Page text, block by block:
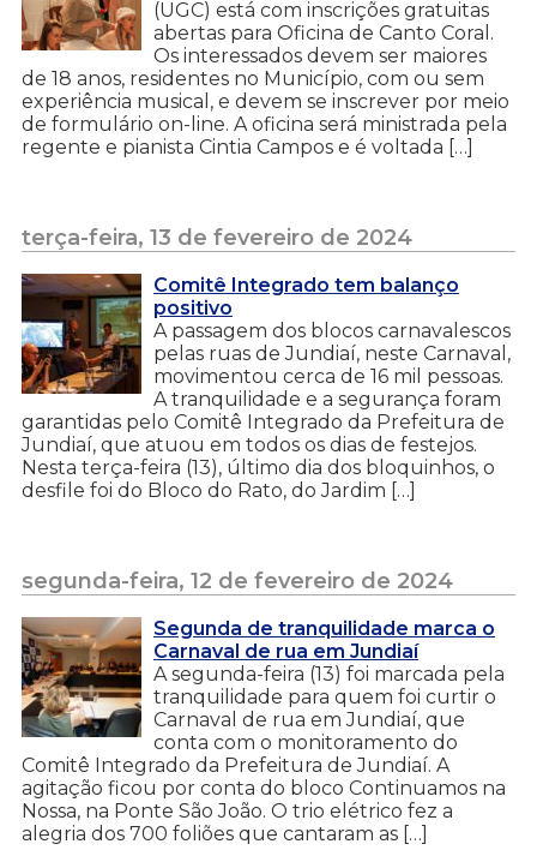
(UGC) está com inscrições gratuitas
abertas para Oficina de Canto Coral.
Os interessados devem ser maiores
de 18 anos, residentes no Município, com ou sem
experiência musical, e devem se inscrever por meio
de formulário on-line. A oficina será ministrada pela
regente e pianista Cintia Campos e é voltada […]
terça-feira, 13 de fevereiro de 2024
Comitê Integrado tem balanço
positivo
A passagem dos blocos carnavalescos
pelas ruas de Jundiaí, neste Carnaval,
movimentou cerca de 16 mil pessoas.
A tranquilidade e a segurança foram
garantidas pelo Comitê Integrado da Prefeitura de
Jundiaí, que atuou em todos os dias de festejos.
Nesta terça-feira (13), último dia dos bloquinhos, o
desfile foi do Bloco do Rato, do Jardim […]
segunda-feira, 12 de fevereiro de 2024
Segunda de tranquilidade marca o
Carnaval de rua em Jundiaí
A segunda-feira (13) foi marcada pela
tranquilidade para quem foi curtir o
Carnaval de rua em Jundiaí, que
conta com o monitoramento do
Comitê Integrado da Prefeitura de Jundiaí. A
agitação ficou por conta do bloco Continuamos na
Nossa, na Ponte São João. O trio elétrico fez a
alegria dos 700 foliões que cantaram as […]